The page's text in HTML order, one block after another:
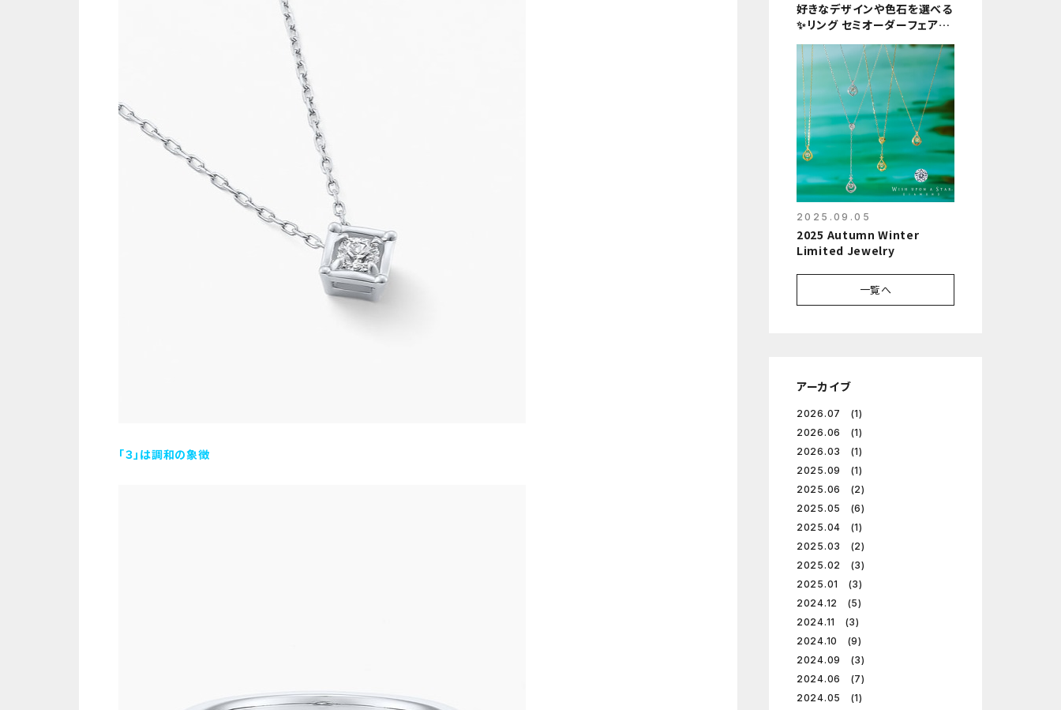
「３」は調和の象徴
好きなデザインや色石を選べる
✨リング セミオーダーフェア開
催❗️
2025.09.05
2025 Autumn Winter
Limited Jewelry
一覧へ
アーカイブ
2026.07 (1)
2026.06 (1)
2026.03 (1)
2025.09 (1)
2025.06 (2)
2025.05 (6)
2025.04 (1)
2025.03 (2)
2025.02 (3)
2025.01 (3)
2024.12 (5)
2024.11 (3)
2024.10 (9)
2024.09 (3)
2024.06 (7)
2024.05 (1)